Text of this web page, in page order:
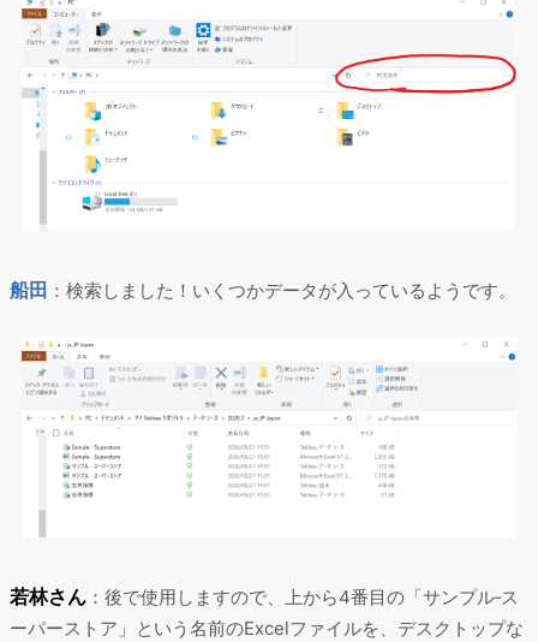
船田 ：検索しました！いくつかデータが入っているようです。
若林さん ：後で使用しますので、上から4番目の「サンプル‐ス
ーパーストア」という名前のExcelファイルを、デスクトップな